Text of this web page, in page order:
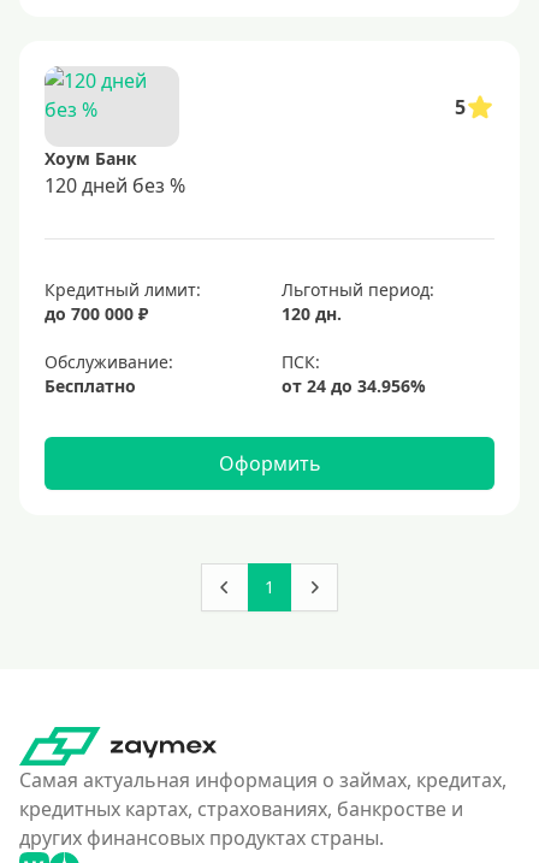
5
Хоум Банк
120 дней без %
Кредитный лимит:
до 700 000 ₽
Льготный период:
120 дн.
Обслуживание:
Бесплатно
Оформить
1
Самая актуальная информация о займах, кредитах,
кредитных картах, страхованиях, банкростве и
других финансовых продуктах страны.